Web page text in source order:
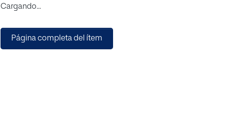
acelerado en todo el mundo, como reflejó el estudio de mercado
audio. La producción audiovisual final se publicó en la aplicación
para la Edad de Oro.
Cargando...
Página completa del ítem